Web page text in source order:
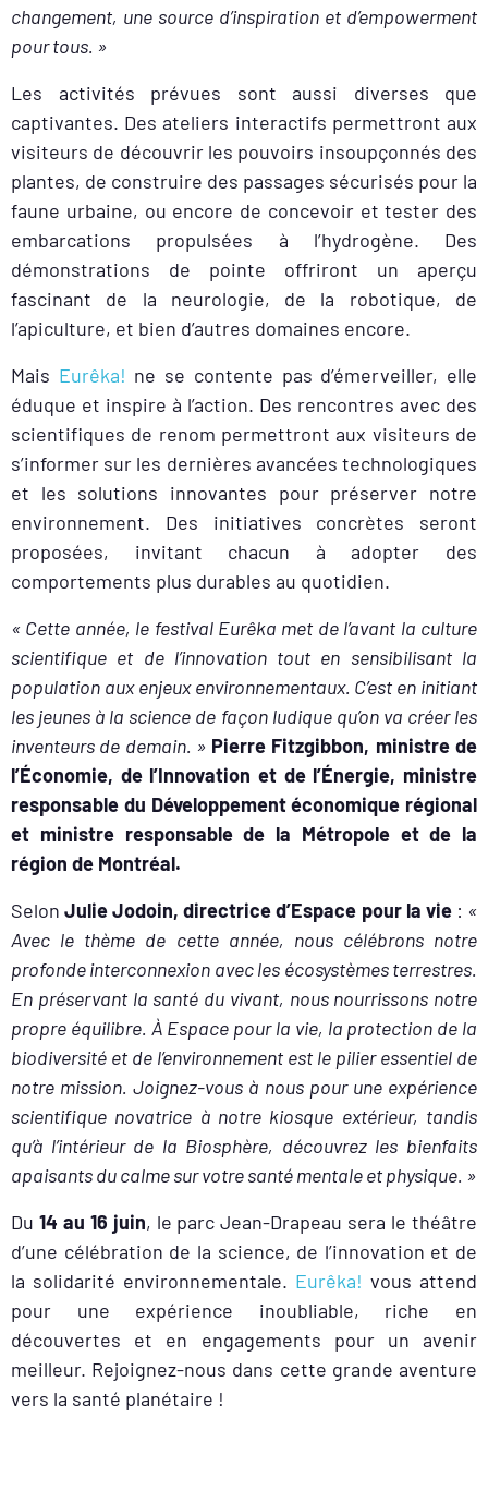
changement, une source d’inspiration et d’empowerment
pour tous. »
Les activités prévues sont aussi diverses que
captivantes. Des ateliers interactifs permettront aux
visiteurs de découvrir les pouvoirs insoupçonnés des
plantes, de construire des passages sécurisés pour la
faune urbaine, ou encore de concevoir et tester des
embarcations propulsées à l’hydrogène. Des
démonstrations de pointe offriront un aperçu
fascinant de la neurologie, de la robotique, de
l’apiculture, et bien d’autres domaines encore.
Mais Eurêka! ne se contente pas d’émerveiller, elle
éduque et inspire à l’action. Des rencontres avec des
scientifiques de renom permettront aux visiteurs de
s’informer sur les dernières avancées technologiques
et les solutions innovantes pour préserver notre
environnement. Des initiatives concrètes seront
proposées, invitant chacun à adopter des
comportements plus durables au quotidien.
« Cette année, le festival Eurêka met de l’avant la culture
scientifique et de l’innovation tout en sensibilisant la
population aux enjeux environnementaux. C’est en initiant
les jeunes à la science de façon ludique qu’on va créer les
inventeurs de demain. » Pierre Fitzgibbon, ministre de
l’Économie, de l’Innovation et de l’Énergie, ministre
responsable du Développement économique régional
et ministre responsable de la Métropole et de la
région de Montréal.
SelonJulie Jodoin, directrice d’Espace pour la vie: «
Avec le thème de cette année, nous célébrons notre
profonde interconnexion avec les écosystèmes terrestres.
En préservant la santé du vivant, nous nourrissons notre
propre équilibre. À Espace pour la vie, la protection de la
biodiversité et de l’environnement est le pilier essentiel de
notre mission. Joignez-vous à nous pour une expérience
scientifique novatrice à notre kiosque extérieur, tandis
qu’à l’intérieur de la Biosphère, découvrez les bienfaits
apaisants du calme sur votre santé mentale et physique. »
Du 14 au 16 juin, le parc Jean-Drapeau sera le théâtre
d’une célébration de la science, de l’innovation et de
la solidarité environnementale. Eurêka! vous attend
pour une expérience inoubliable, riche en
découvertes et en engagements pour un avenir
meilleur. Rejoignez-nous dans cette grande aventure
vers la santé planétaire !